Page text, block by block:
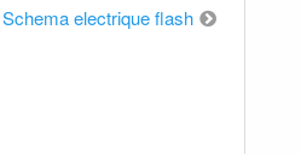
Schema electrique flash